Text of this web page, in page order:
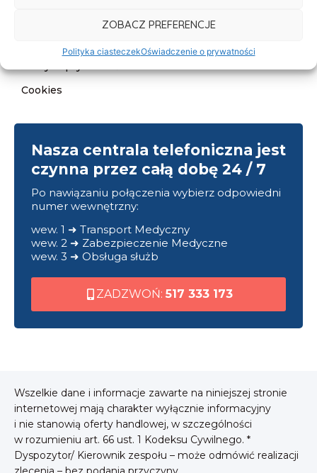
ZOBACZ PREFERENCJE
Polityka ciasteczekOświadczenie o prywatności
Deklaracja dostępności
Cookies
Nasza centrala telefoniczna jest
czynna przez całą dobę 24 / 7
Po nawiązaniu połączenia wybierz odpowiedni
numer wewnętrzny:
wew. 1 ➜ Transport Medyczny
wew. 2 ➜ Zabezpieczenie Medyczne
wew. 3 ➜ Obsługa służb
ZADZWOŃ: 517 333 173
Wszelkie dane i informacje zawarte na niniejszej stronie
internetowej mają charakter wyłącznie informacyjny
i nie stanowią oferty handlowej, w szczególności
w rozumieniu art. 66 ust. 1 Kodeksu Cywilnego. *
Dyspozytor/ Kierownik zespołu – może odmówić realizacji